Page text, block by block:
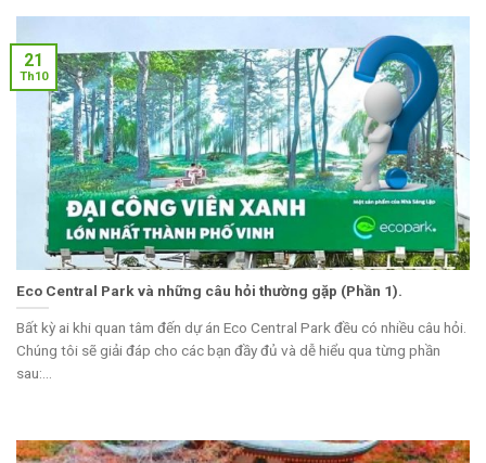
Eco Central Park và những câu hỏi thường gặp (Phần 1).
Bất kỳ ai khi quan tâm đến dự án Eco Central Park đều có nhiều câu hỏi.
Chúng tôi sẽ giải đáp cho các bạn đầy đủ và dễ hiểu qua từng phần
sau:...
21
Th10